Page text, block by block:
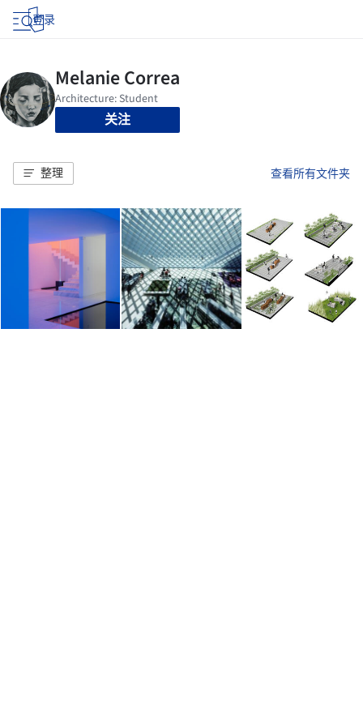
登录
关注
整理 查看所有文件夹